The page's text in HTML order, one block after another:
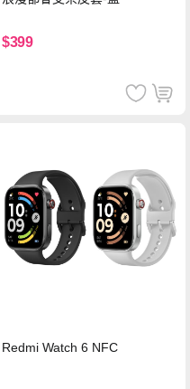
$399
Redmi Watch 6 NFC